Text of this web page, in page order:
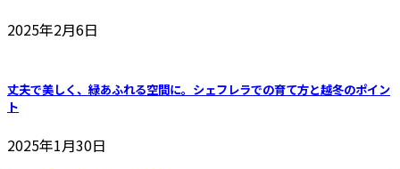
2025年2月6日
丈夫で美しく、緑あふれる空間に。シェフレラでの育て方と越冬のポイン
ト
2025年1月30日